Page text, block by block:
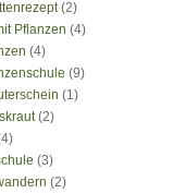
(2)
Pflanzen (4)
(4)
(9)
(1)
(2)
(3)
(2)